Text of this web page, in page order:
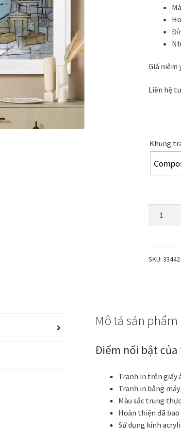
đối tácTranh tặng khai trương Tranh tặng sếp
Tranh treo phòng ngủTranh treo phòng thờ Tranh
Giá niêm
Liên hệ
Khung
tĩnh
Mondrian
số
lượng
SKU: 33442
Mô tả sản phẩm
Điểm nổi bật của
Tranh in trên giấy
Tranh in bằng
Màu sắc trung
Hoàn thiện đã
Sử dụng kính